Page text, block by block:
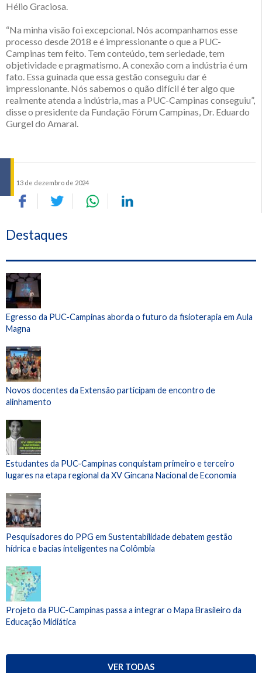
Hélio Graciosa.
“Na minha visão foi excepcional. Nós acompanhamos esse
processo desde 2018 e é impressionante o que a PUC-
Campinas tem feito. Tem conteúdo, tem seriedade, tem
objetividade e pragmatismo. A conexão com a indústria é um
fato. Essa guinada que essa gestão conseguiu dar é
impressionante. Nós sabemos o quão difícil é ter algo que
realmente atenda a indústria, mas a PUC-Campinas conseguiu”,
disse o presidente da Fundação Fórum Campinas, Dr. Eduardo
Gurgel do Amaral.
13 de dezembro de 2024
Destaques
Egresso da PUC-Campinas aborda o futuro da fisioterapia em Aula
Magna
Novos docentes da Extensão participam de encontro de
alinhamento
Estudantes da PUC-Campinas conquistam primeiro e terceiro
lugares na etapa regional da XV Gincana Nacional de Economia
Pesquisadores do PPG em Sustentabilidade debatem gestão
hídrica e bacias inteligentes na Colômbia
Projeto da PUC-Campinas passa a integrar o Mapa Brasileiro da
Educação Midiática
VER TODAS